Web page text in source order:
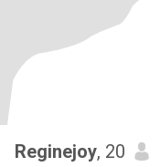
Reginejoy, 20